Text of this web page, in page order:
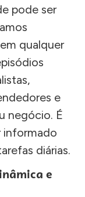
pode ser
qualquer
e
negócio. É
informado
diárias.
e